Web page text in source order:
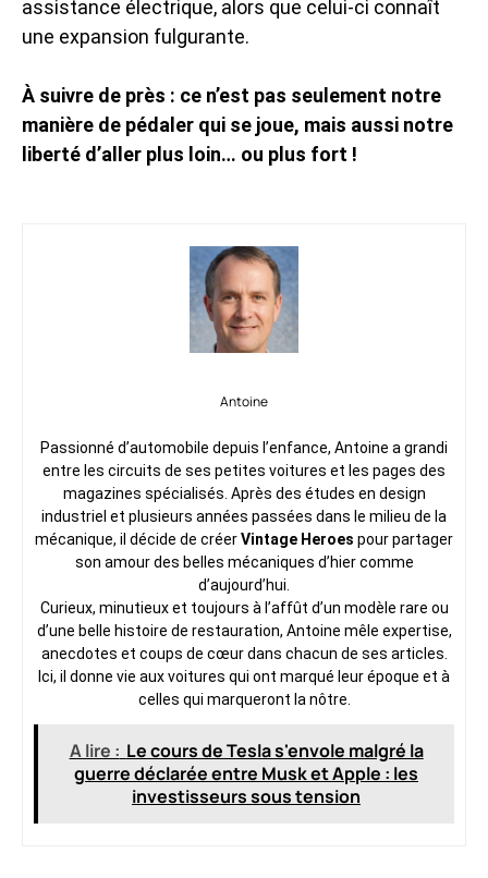
assistance électrique, alors que celui-ci connaît
une expansion fulgurante.
À suivre de près : ce n’est pas seulement notre
manière de pédaler qui se joue, mais aussi notre
liberté d’aller plus loin… ou plus fort !
Antoine
Passionné d’automobile depuis l’enfance, Antoine a grandi
entre les circuits de ses petites voitures et les pages des
magazines spécialisés. Après des études en design
industriel et plusieurs années passées dans le milieu de la
mécanique, il décide de créerVintage Heroes pour partager
son amour des belles mécaniques d’hier comme
d’aujourd’hui.
Curieux, minutieux et toujours à l’affût d’un modèle rare ou
d’une belle histoire de restauration, Antoine mêle expertise,
anecdotes et coups de cœur dans chacun de ses articles.
Ici, il donne vie aux voitures qui ont marqué leur époque et à
celles qui marqueront la nôtre.
A lire : Le cours de Tesla s'envole malgré la
guerre déclarée entre Musk et Apple : les
investisseurs sous tension